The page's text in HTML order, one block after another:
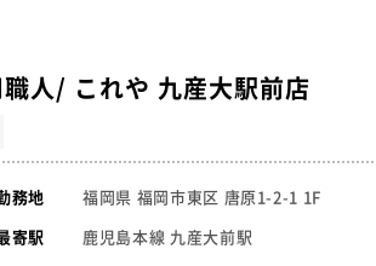
人/ これや 九産大駅前店
務地 福岡県 福岡市東区 唐原1-2-1 1F
寄駅 鹿児島本線 九産大前駅